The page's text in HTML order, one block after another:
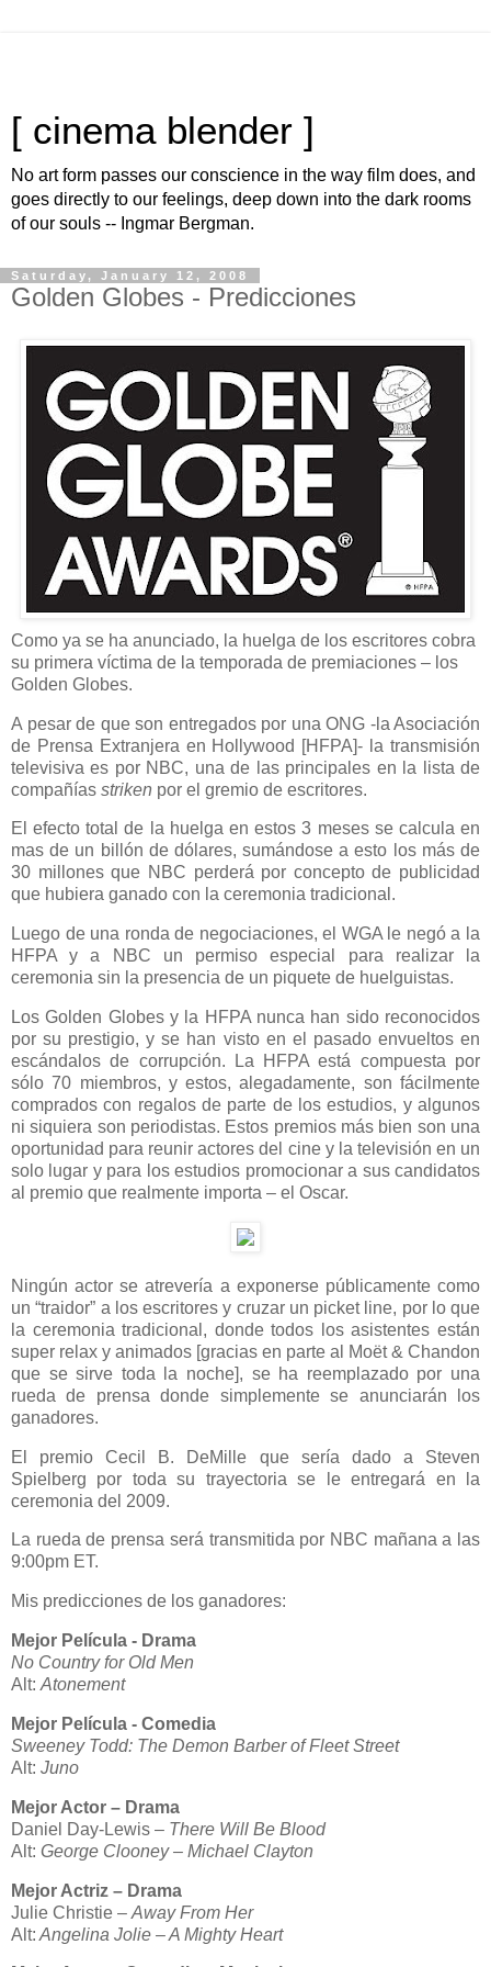
[ cinema blender ]
No art form passes our conscience in the way film does, and
goes directly to our feelings, deep down into the dark rooms
of our souls -- Ingmar Bergman.
Saturday, January 12, 2008
Golden Globes - Predicciones
Como ya se ha anunciado, la huelga de los escritores cobra
su primera víctima de la temporada de premiaciones – los
Golden Globes.
A pesar de que son entregados por una ONG -la Asociación
de Prensa Extranjera en Hollywood [HFPA]- la transmisión
televisiva es por NBC, una de las principales en la lista de
compañías striken por el gremio de escritores.
El efecto total de la huelga en estos 3 meses se calcula en
mas de un billón de dólares, sumándose a esto los más de
30 millones que NBC perderá por concepto de publicidad
que hubiera ganado con la ceremonia tradicional.
Luego de una ronda de negociaciones, el WGA le negó a la
HFPA y a NBC un permiso especial para realizar la
ceremonia sin la presencia de un piquete de huelguistas.
Los Golden Globes y la HFPA nunca han sido reconocidos
por su prestigio, y se han visto en el pasado envueltos en
escándalos de corrupción. La HFPA está compuesta por
sólo 70 miembros, y estos, alegadamente, son fácilmente
comprados con regalos de parte de los estudios, y algunos
ni siquiera son periodistas. Estos premios más bien son una
oportunidad para reunir actores del cine y la televisión en un
solo lugar y para los estudios promocionar a sus candidatos
al premio que realmente importa – el Oscar.
Ningún actor se atrevería a exponerse públicamente como
un “traidor” a los escritores y cruzar un picket line, por lo que
la ceremonia tradicional, donde todos los asistentes están
super relax y animados [gracias en parte al Moët & Chandon
que se sirve toda la noche], se ha reemplazado por una
rueda de prensa donde simplemente se anunciarán los
ganadores.
El premio Cecil B. DeMille que sería dado a Steven
Spielberg por toda su trayectoria se le entregará en la
ceremonia del 2009.
La rueda de prensa será transmitida por NBC mañana a las
9:00pm ET.
Mis predicciones de los ganadores:
Mejor Película - Drama
No Country for Old Men
Alt: Atonement
Mejor Película - Comedia
Sweeney Todd: The Demon Barber of Fleet Street
Alt: Juno
Mejor Actor – Drama
Daniel Day-Lewis – There Will Be Blood
Alt: George Clooney – Michael Clayton
Mejor Actriz – Drama
Julie Christie – Away From Her
Alt: Angelina Jolie –A Mighty Heart